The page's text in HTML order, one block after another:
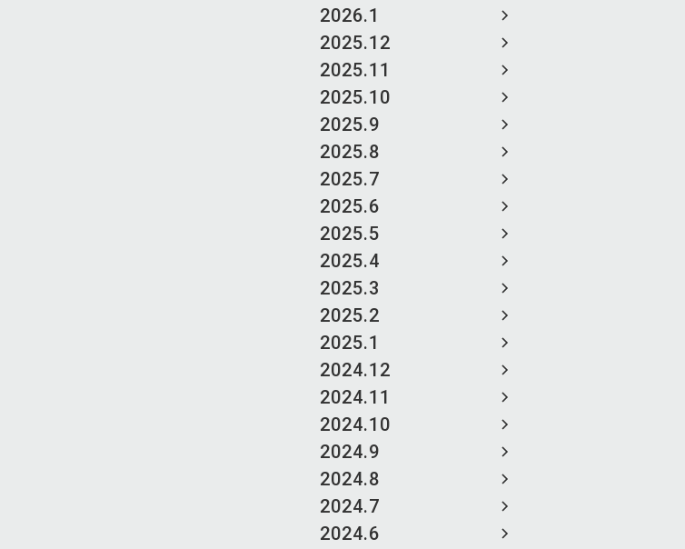
2026.1
2025.12
2025.11
2025.10
2025.9
2025.8
2025.7
2025.6
2025.5
2025.4
2025.3
2025.2
2025.1
2024.12
2024.11
2024.10
2024.9
2024.8
2024.7
2024.6